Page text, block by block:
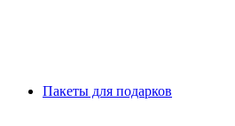
Пакеты для подарков